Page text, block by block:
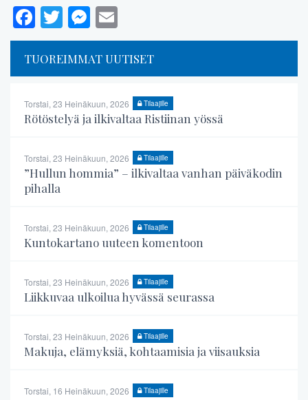
Facebook
TwitterMessenger
TUOREIMMAT UUTISET
Torstai, 23 Heinäkuun, 2026 Tilaajille
Rötöstelyä ja ilkivaltaa Ristiinan yössä
Torstai, 23 Heinäkuun, 2026 Tilaajille
”Hullun hommia” – ilkivaltaa vanhan päiväkodin
pihalla
Torstai, 23 Heinäkuun, 2026 Tilaajille
Kuntokartano uuteen komentoon
Torstai, 23 Heinäkuun, 2026 Tilaajille
Liikkuvaa ulkoilua hyvässä seurassa
Torstai, 23 Heinäkuun, 2026 Tilaajille
Makuja, elämyksiä, kohtaamisia ja viisauksia
Torstai, 16 Heinäkuun, 2026 Tilaajille